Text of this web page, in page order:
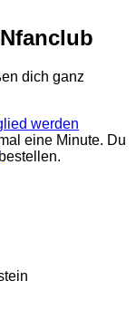
dich ganz
werden
eine Minute. Du
bestellen.